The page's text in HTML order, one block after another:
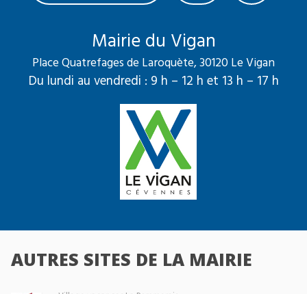
Mairie du Vigan
Place Quatrefages de Laroquète, 30120 Le Vigan
Du lundi au vendredi : 9 h – 12 h et 13 h – 17 h
AUTRES SITES DE LA MAIRIE